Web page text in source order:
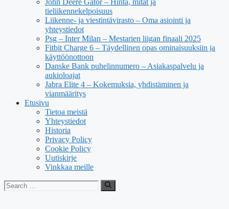
John Deere Gator – Hinta, mitat ja
tieliikennekelpoisuus
Liikenne- ja viestintävirasto – Oma asiointi ja
yhteystiedot
Psg – Inter Milan – Mestarien liigan finaali 2025
Fitbit Charge 6 – Täydellinen opas ominaisuuksiin ja
käyttöönottoon
Danske Bank puhelinnumero – Asiakaspalvelu ja
aukioloajat
Jabra Elite 4 – Kokemuksia, yhdistäminen ja
vianmääritys
Etusivu
Tietoa meistä
Yhteystiedot
Historia
Privacy Policy
Cookie Policy
Uutiskirje
Vinkkaa meille
Search
for: